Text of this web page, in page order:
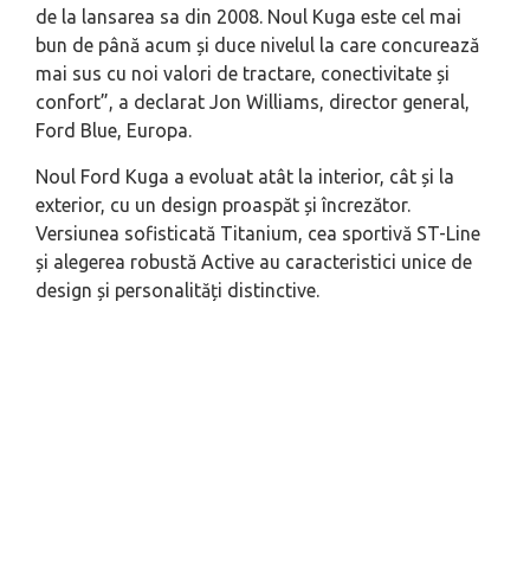
de la lansarea sa din 2008. Noul Kuga este cel mai
bun de până acum și duce nivelul la care concurează
mai sus cu noi valori de tractare, conectivitate și
confort”, a declarat Jon Williams, director general,
Ford Blue, Europa.
Noul Ford Kuga a evoluat atât la interior, cât și la
exterior, cu un design proaspăt și încrezător.
Versiunea sofisticată Titanium, cea sportivă ST-Line
și alegerea robustă Active au caracteristici unice de
design și personalități distinctive.